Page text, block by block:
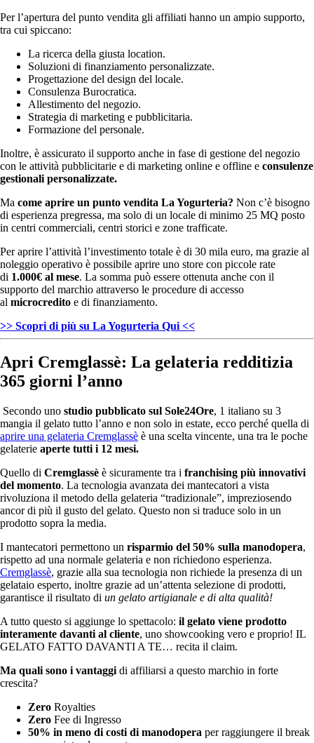
Per l’apertura del punto vendita gli affiliati hanno un ampio supporto,
tra cui spiccano:
La ricerca della giusta location.
Soluzioni di finanziamento personalizzate.
Progettazione del design del locale.
Consulenza Burocratica.
Allestimento del negozio.
Strategia di marketing e pubblicitaria.
Formazione del personale.
Inoltre, è assicurato il supporto anche in fase di gestione del negozio
con le attività pubblicitarie e di marketing online e offline e consulenze
gestionali personalizzate.
Ma come aprire un punto vendita La Yogurteria? Non c’è bisogno
di esperienza pregressa, ma solo di un locale di minimo 25 MQ posto
in centri commerciali, centri storici e zone trafficate.
Per aprire l’attività l’investimento totale è di 30 mila euro, ma grazie al
noleggio operativo è possibile aprire uno store con piccole rate
di 1.000€ al mese. La somma può essere ottenuta anche con il
supporto del marchio attraverso le procedure di accesso
al microcredito e di finanziamento.
>> Scopri di più su La Yogurteria Qui <<
Apri Cremglassè: La gelateria redditizia
365 giorni l’anno
Secondo uno studio pubblicato sul Sole24Ore, 1 italiano su 3
mangia il gelato tutto l’anno e non solo in estate, ecco perché quella di
aprire una gelateria Cremglassè è una scelta vincente, una tra le poche
gelaterie aperte tutti i 12 mesi.
Quello di Cremglassè è sicuramente tra i franchising più innovativi
del momento. La tecnologia avanzata dei mantecatori a vista
rivoluziona il metodo della gelateria “tradizionale”, impreziosendo
ancor di più il gusto del gelato. Questo non si traduce solo in un
prodotto sopra la media.
I mantecatori permettono un risparmio del 50% sulla manodopera,
rispetto ad una normale gelateria e non richiedono esperienza.
Cremglassè, grazie alla sua tecnologia non richiede la presenza di un
gelataio esperto, inoltre grazie ad un’attenta selezione di prodotti,
garantisce il risultato di un gelato artigianale e di alta qualità!
A tutto questo si aggiunge lo spettacolo: il gelato viene prodotto
interamente davanti al cliente, uno showcooking vero e proprio! IL
GELATO FATTO DAVANTI A TE… recita il claim.
Ma quali sono i vantaggi di affiliarsi a questo marchio in forte
crescita?
Zero Royalties
Zero Fee di Ingresso
50% in meno di costi di manodopera per raggiungere il break